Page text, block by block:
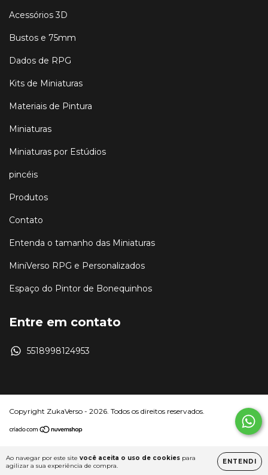
Ao navegar por este site você aceita o uso de cookies para
agilizar a sua experiência de compra.
ENTENDI
Acessórios 3D
Bustos e 75mm
Dados de RPG
Kits de Miniaturas
Materiais de Pintura
Miniaturas
Miniaturas por Estúdios
pincéis
Produtos
Contato
Entenda o tamanho das Miniaturas
MiniVerso RPG e Personalizados
Espaço do Pintor de Bonequinhos
Entre em contato
5518998124953
Copyright ZukaVerso - 2026. Todos os direitos reservados.